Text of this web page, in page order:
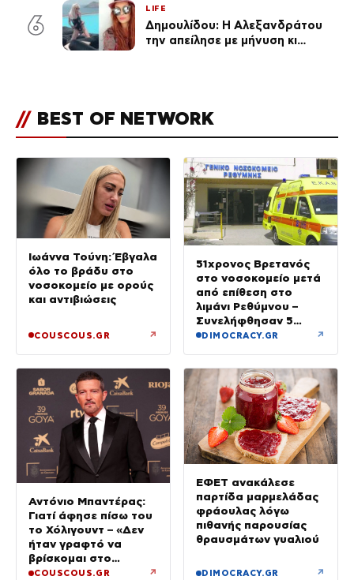
6
LIFE
Δημουλίδου: Η Αλεξανδράτου
την απείλησε με μήνυση κι
// BEST OF NETWORK
Ιωάννα Τούνη: Έβγαλα
όλο το βράδυ στο
νοσοκομείο με ορούς
και αντιβιώσεις
COUSCOUS.GR ↗
51χρονος Βρετανός
στο νοσοκομείο μετά
από επίθεση στο
λιμάνι Ρεθύμνου –
Συνελήφθησαν 5
άτομα
DIMOCRACY.GR ↗
Αντόνιο Μπαντέρας:
Γιατί άφησε πίσω του
το Χόλιγουντ – «Δεν
ήταν γραφτό να
βρίσκομαι στο
Μαλιμπού, αλλά στη
COUSCOUS.GR ↗
ΕΦΕΤ ανακάλεσε
παρτίδα μαρμελάδας
φράουλας λόγω
πιθανής παρουσίας
θραυσμάτων γυαλιού
DIMOCRACY.GR ↗